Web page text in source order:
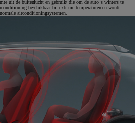
uit de buitenlucht en gebruikt die om de auto ’s winters te
beschikbaar bij extreme temperaturen en wordt
airconditioningsystemen.